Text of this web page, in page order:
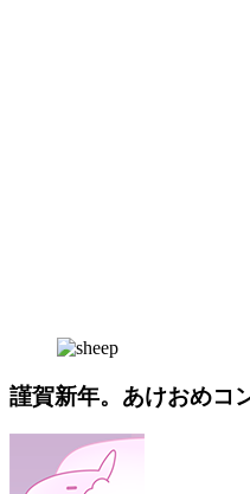
謹賀新年。あけおめコ